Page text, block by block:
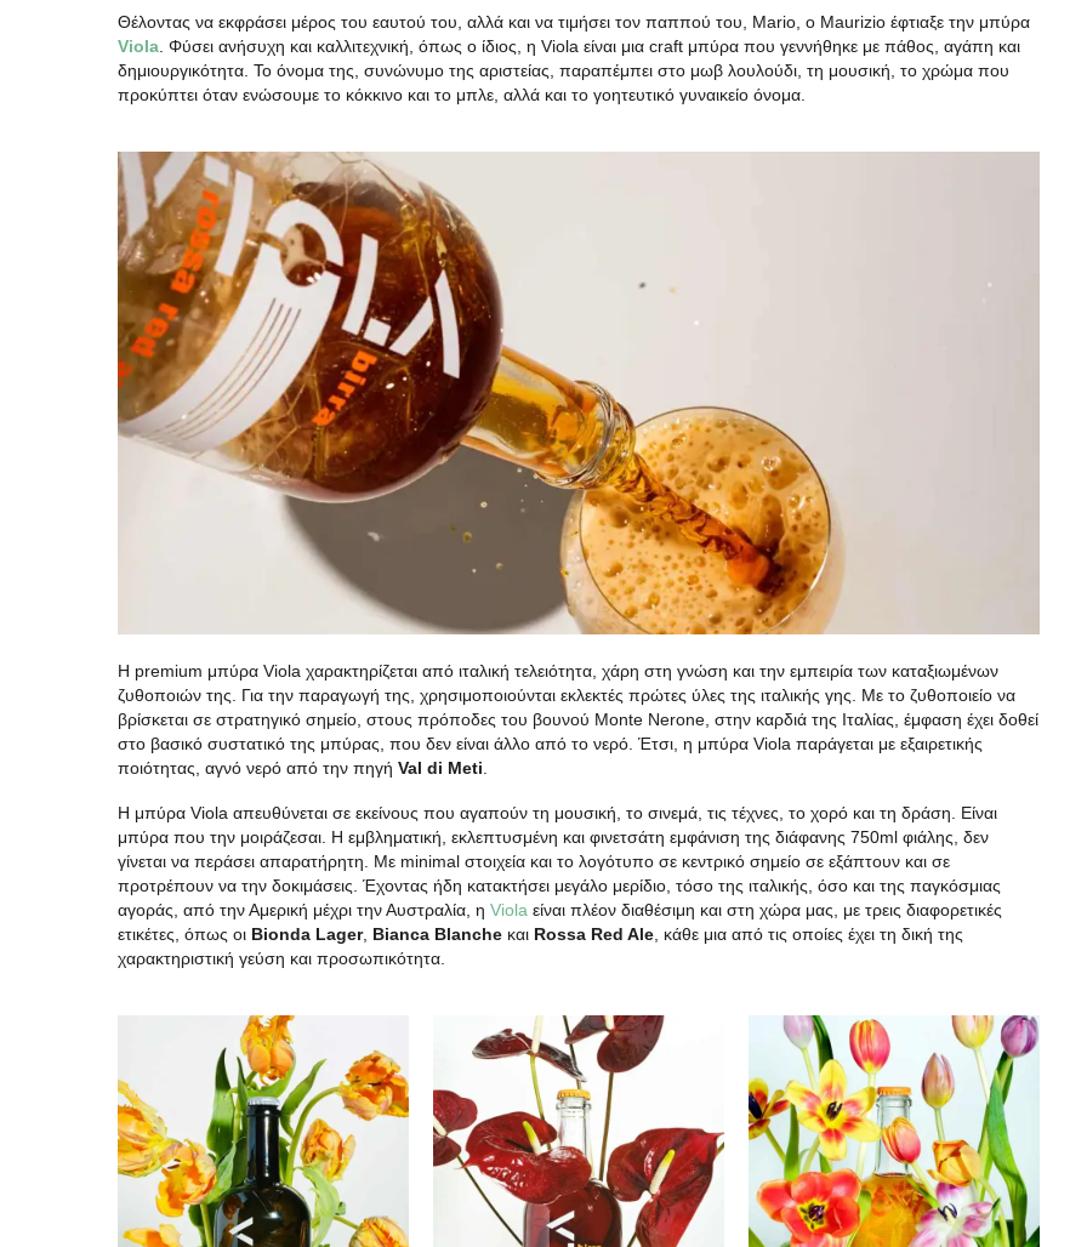
Θέλοντας να εκφράσει μέρος του εαυτού του, αλλά και να τιμήσει τον παππού του, Mario, ο Maurizio έφτιαξε την μπύρα
Viola. Φύσει ανήσυχη και καλλιτεχνική, όπως ο ίδιος, η Viola είναι μια craft μπύρα που γεννήθηκε με πάθος, αγάπη και
δημιουργικότητα. Το όνομα της, συνώνυμο της αριστείας, παραπέμπει στο μωβ λουλούδι, τη μουσική, το χρώμα που
προκύπτει όταν ενώσουμε το κόκκινο και το μπλε, αλλά και το γοητευτικό γυναικείο όνομα.
Η premium μπύρα Viola χαρακτηρίζεται από ιταλική τελειότητα, χάρη στη γνώση και την εμπειρία των καταξιωμένων
ζυθοποιών της. Για την παραγωγή της, χρησιμοποιούνται εκλεκτές πρώτες ύλες της ιταλικής γης. Με το ζυθοποιείο να
βρίσκεται σε στρατηγικό σημείο, στους πρόποδες του βουνού Monte Nerone, στην καρδιά της Ιταλίας, έμφαση έχει δοθεί
στο βασικό συστατικό της μπύρας, που δεν είναι άλλο από το νερό. Έτσι, η μπύρα Viola παράγεται με εξαιρετικής
ποιότητας, αγνό νερό από την πηγή Val di Meti.
Η μπύρα Viola απευθύνεται σε εκείνους που αγαπούν τη μουσική, το σινεμά, τις τέχνες, το χορό και τη δράση. Είναι
μπύρα που την μοιράζεσαι. Η εμβληματική, εκλεπτυσμένη και φινετσάτη εμφάνιση της διάφανης 750ml φιάλης, δεν
γίνεται να περάσει απαρατήρητη. Με minimal στοιχεία και το λογότυπο σε κεντρικό σημείο σε εξάπτουν και σε
προτρέπουν να την δοκιμάσεις. Έχοντας ήδη κατακτήσει μεγάλο μερίδιο, τόσο της ιταλικής, όσο και της παγκόσμιας
αγοράς, από την Αμερική μέχρι την Αυστραλία, η Viola είναι πλέον διαθέσιμη και στη χώρα μας, με τρεις διαφορετικές
ετικέτες, όπως οι Bionda Lager, Bianca Blanche και Rossa Red Ale, κάθε μια από τις οποίες έχει τη δική της
χαρακτηριστική γεύση και προσωπικότητα.